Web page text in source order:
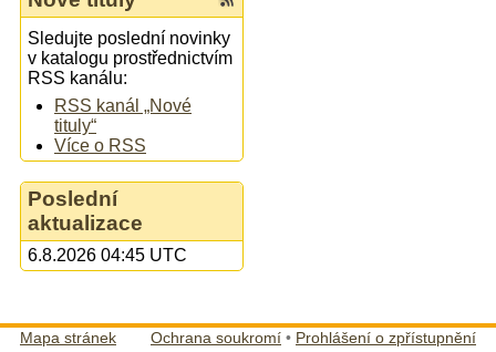
Sledujte poslední novinky
v katalogu prostřednictvím
RSS kanálu:
RSS kanál „Nové
tituly“
Více o RSS
Poslední
aktualizace
6.8.2026 04:45 UTC
Mapa stránek Ochrana soukromí • Prohlášení o zpřístupnění